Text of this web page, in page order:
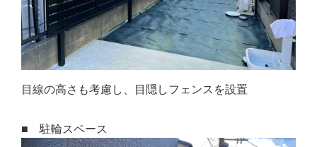
目線の高さも考慮し、目隠しフェンスを設置
■ 駐輪スペース